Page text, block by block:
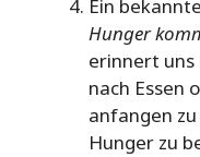
Ein
Hunger
erinnert uns
nach Essen
anfangen
Hunger zu